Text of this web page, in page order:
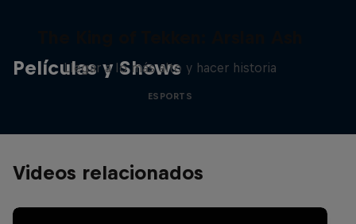
Películas y Shows
Llegar a lo más alto y hacer historia
ESPORTS
Videos relacionados